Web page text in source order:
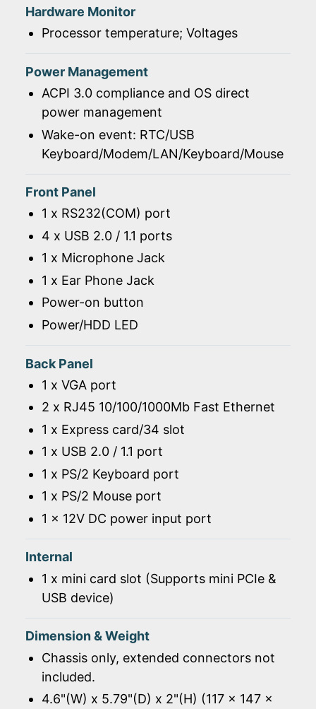
Hardware Monitor
Processor temperature; Voltages
Power Management
ACPI 3.0 compliance and OS direct
power management
Wake-on event: RTC/USB
Keyboard/Modem/LAN/Keyboard/Mouse
Front Panel
1 x RS232(COM) port
4 x USB 2.0 / 1.1 ports
1 x Microphone Jack
1 x Ear Phone Jack
Power-on button
Power/HDD LED
Back Panel
1 x VGA port
2 x RJ45 10/100/1000Mb Fast Ethernet
1 x Express card/34 slot
1 x USB 2.0 / 1.1 port
1 x PS/2 Keyboard port
1 x PS/2 Mouse port
1 x 12V DC power input port
Internal
1 x mini card slot (Supports mini PCIe &
USB device)
Dimension & Weight
Chassis only, extended connectors not
included.
4.6"(W) x 5.79"(D) x 2"(H) (117 x 147 x